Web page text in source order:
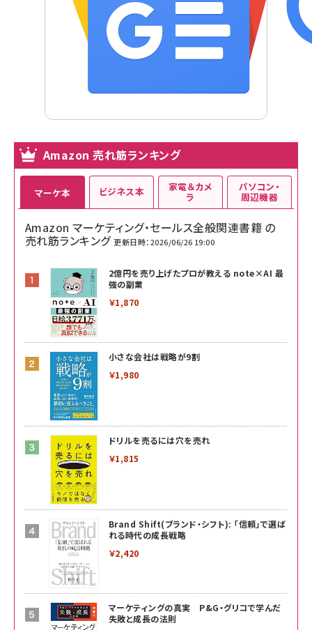
Amazon 売れ筋ランキング
マーケ本
Amazon マーケティング・セールス全般関連書籍 の
売れ筋ランキング 更新日時：2026/06/26 19:00
2億円を売り上げたプロが教える note×AI 最
強の副業
￥1,870
小さな会社は戦略が9割
￥1,980
ドリルを売るには穴を売れ
￥1,815
Brand Shift(ブランド・シフト): 「信頼」で選ば
れる時代の成長戦略
￥2,420
マーケティングの真実 P&G・グリコで学んだ
失敗と成長の法則
ビジネス本 家電＆カメ
ラ
パソコン・
周辺機器